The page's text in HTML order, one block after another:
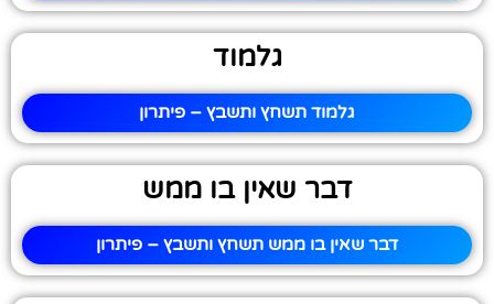
גלמוד
גלמוד תשחץ ותשבץ – פיתרון
דבר שאין בו ממש
דבר שאין בו ממש תשחץ ותשבץ – פיתרון